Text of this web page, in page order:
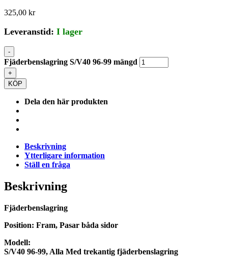
325,00 kr
Leveranstid: I lager
-
Fjäderbenslagring S/V40 96-99 mängd
+
KÖP
Dela den här produkten
Beskrivning
Ytterligare information
Ställ en fråga
Beskrivning
Fjäderbenslagring
Position: Fram, Pasar båda sidor
Modell:
S/V40 96-99, Alla Med trekantig fjäderbenslagring